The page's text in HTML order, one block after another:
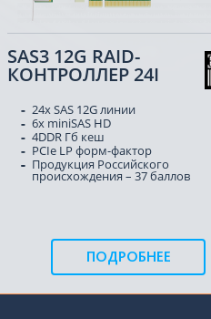
SAS3 12G RAID-
КОНТРОЛЛЕР 24I
24x SAS 12G линии
6x miniSAS HD
4DDR Гб кеш
PCIe LP форм-фактор
Продукция Российского
происхождения – 37 баллов
ПОДРОБНЕЕ